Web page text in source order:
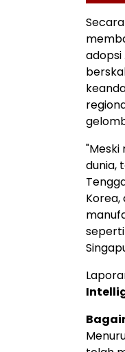
"Meski
dunia,
Korea,